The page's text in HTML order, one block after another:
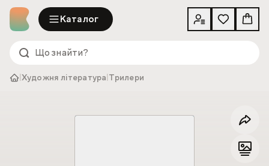
Каталог
|Художня література Трилери